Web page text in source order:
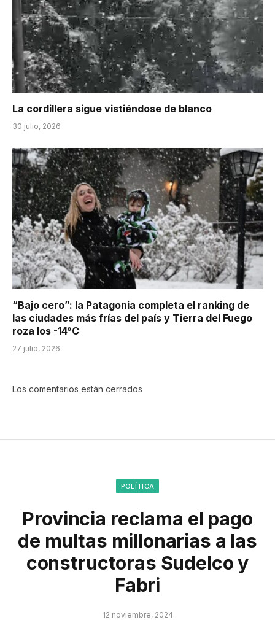
La cordillera sigue vistiéndose de blanco
30 julio, 2026
“Bajo cero”: la Patagonia completa el ranking de
las ciudades más frías del país y Tierra del Fuego
roza los -14°C
27 julio, 2026
Los comentarios están cerrados
POLÍTICA
Provincia reclama el pago
de multas millonarias a las
constructoras Sudelco y
Fabri
12 noviembre, 2024